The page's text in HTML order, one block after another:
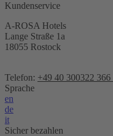
Kundenservice
A-ROSA Hotels
Lange Straße 1a
18055 Rostock
Telefon: +49 40 300322 366
Sprache
en
de
it
Sicher bezahlen